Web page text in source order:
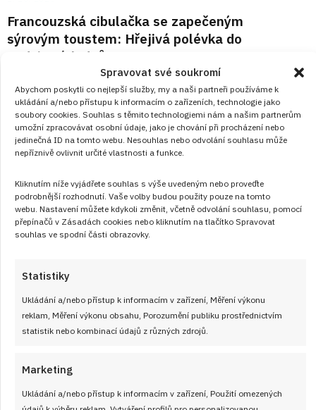
Spravovat své soukromí
Abychom poskytli co nejlepší služby, my a naši partneři používáme k
ukládání a/nebo přístupu k informacím o zařízeních, technologie jako
soubory cookies. Souhlas s těmito technologiemi nám a našim partnerům
umožní zpracovávat osobní údaje, jako je chování při procházení nebo
jedinečná ID na tomto webu. Nesouhlas nebo odvolání souhlasu může
nepříznivě ovlivnit určité vlastnosti a funkce.
Kliknutím níže vyjádřete souhlas s výše uvedeným nebo proveďte
podrobnější rozhodnutí. Vaše volby budou použity pouze na tomto
webu. Nastavení můžete kdykoli změnit, včetně odvolání souhlasu, pomocí
přepínačů v Zásadách cookies nebo kliknutím na tlačítko Spravovat
souhlas ve spodní části obrazovky.
Statistiky
Ukládání a/nebo přístup k informacím v zařízení, Měření výkonu
reklam, Měření výkonu obsahu, Porozumění publiku prostřednictvím
statistik nebo kombinací údajů z různých zdrojů.
Marketing
Ukládání a/nebo přístup k informacím v zařízení, Použití omezených
Francouzská cibulačka se zapečeným
sýrovým toustem: Hřejivá polévka do
podzimních dnů
Tradiční francouzská polévka s křupavým toustem vás
spolehlivě zahřeje v chladných dnech. Uvařte ji podle tohoto
jednoduchého postupu.